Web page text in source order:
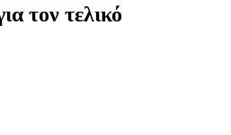
τον τελικό